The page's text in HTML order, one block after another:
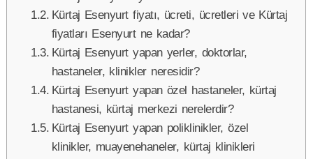
Kürtaj Esenyurt fiyatı, ücreti, ücretleri ve Kürtaj
fiyatları Esenyurt ne kadar?
Kürtaj Esenyurt yapan yerler, doktorlar,
hastaneler, klinikler neresidir?
Kürtaj Esenyurt yapan özel hastaneler, kürtaj
hastanesi, kürtaj merkezi nerelerdir?
Kürtaj Esenyurt yapan poliklinikler, özel
klinikler, muayenehaneler, kürtaj klinikleri